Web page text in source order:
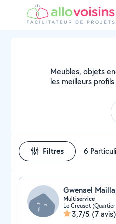
Meubles, objets
les meilleurs
Filtres 6
Gwenael
Multiservice
Le Creusot
3,7/5 (7 avis)